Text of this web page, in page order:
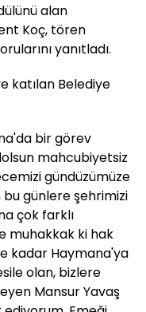
alan
Koç, tören
yanıtladı.
katılan Belediye
bir görev
mahcubiyetsiz
gündüzümüze
bu günlere şehrimizi
çok farklı
muhakkak ki hak
kadar Haymana'ya
olan, bizlere
Mansur Yavaş